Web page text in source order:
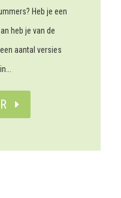
Heb je een
heb je van de
aantal versies